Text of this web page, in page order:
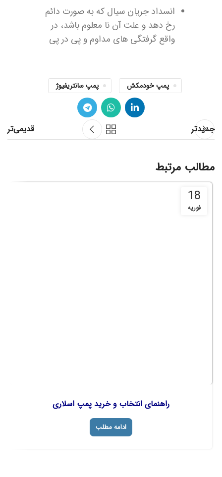
انسداد جریان سیال که به صورت دائم
رخ دهد و علت آن نا معلوم باشد، در
واقع گرفتگی های مداوم و پی در پی
پمپ خودمکش پمپ سانتریفیوژ
جدیدتر قدیمی‌تر
مطالب مرتبط
18
فوریه
راهنمای انتخاب و خرید پمپ اسلاری
ادامه مطلب